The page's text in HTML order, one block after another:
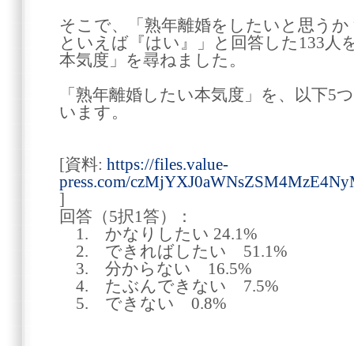
そこで、「熟年離婚をしたいと思う
といえば『はい』」と回答した133人
本気度」を尋ねました。
「熟年離婚したい本気度」を、以下5
います。
[資料: https://files.value-
press.com/
]
回答（5択1答）：
1. かなりしたい 24.1%
2. できればしたい 51.1%
3. 分からない 16.5%
4. たぶんできない 7.5%
5. できない 0.8%